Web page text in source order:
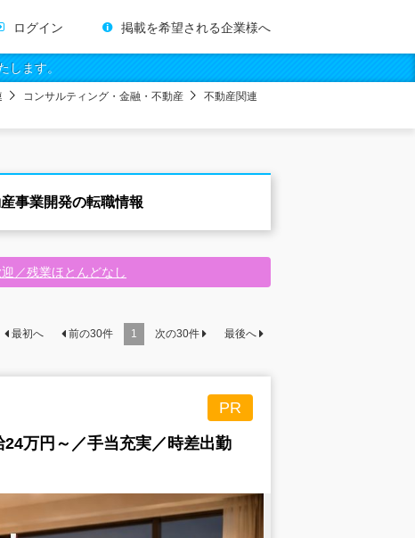
ログイン 掲載を希望される企業様へ
します。
コンサルティング・金融・不動産
不動産関連
事業開発の転職情報
／残業ほとんどなし
最初へ 前の30件 1 次の30件 最後へ
PR
万円～／手当充実／時差出勤